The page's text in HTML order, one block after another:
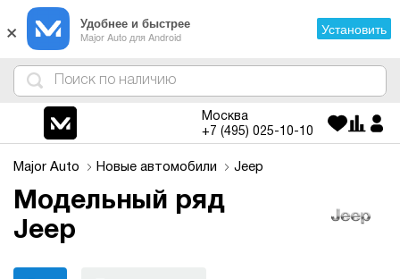
4
1
3
2
Москва
+7 (495) 025-10-10
Major Auto Новые автомобили Jeep
Модельный ряд
Jeep
× Удобнее и быстрее
Major Auto для Android Установить